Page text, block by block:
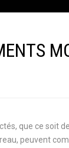
que ce soit
peuvent